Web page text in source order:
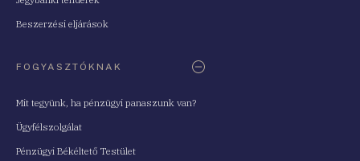
Beszerzési eljárások
FOGYASZTÓKNAK
Mit tegyünk, ha pénzügyi panaszunk van?
Ügyfélszolgálat
Pénzügyi Békéltető Testület